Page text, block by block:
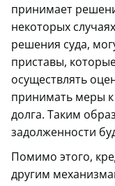
принимает
некоторых
решения суда,
приставы,
осуществлять
принимать меры к
долга. Таким
задолженности
Помимо этого,
другим